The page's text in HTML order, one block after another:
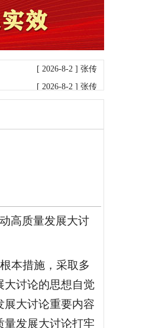
[ 2026-8-2 ]张传军检查指导普阳
[ 2026-8-2 ]张传军主持召开普阳
[ 2026-6-26 ]孙文凯带队赴宏达
[ 2026-6-10 ]孙文凯到银鑫矿业
[ 2026-6-9 ]孙文凯到普阳矿业公
[ 2026-6-5 ]张书瑞到普阳矿业公
[ 2026-6-4 ] 新疆维吾尔自治区煤
高质量发展大讨
本措施，采取多
大讨论的思想自觉
展大讨论重要内容
量发展大讨论打牢